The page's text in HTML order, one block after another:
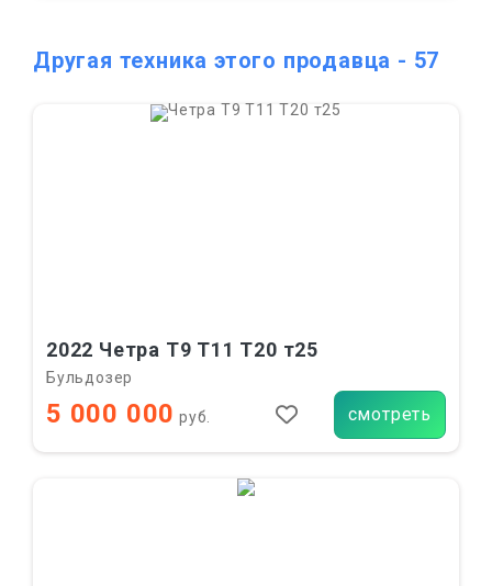
Другая техника этого продавца - 57
2022 Четра Т9 Т11 Т20 т25
Бульдозер
5 000 000 руб. смотреть